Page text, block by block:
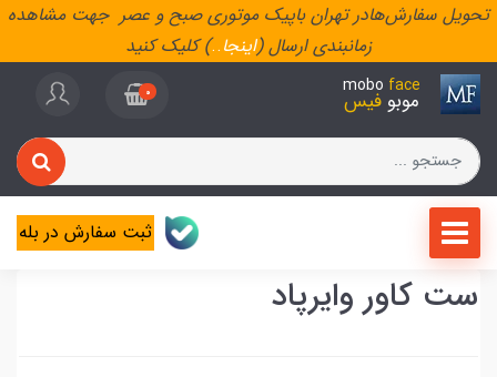
تحویل سفارش‌هادر تهران باپیک موتوری صبح و عصر جهت مشاهده
زمانبندی ارسال (اینجا..) کلیک کنید
mobo face
موبو فیس 0
ثبت سفارش در بله
ست کاور وایرپاد